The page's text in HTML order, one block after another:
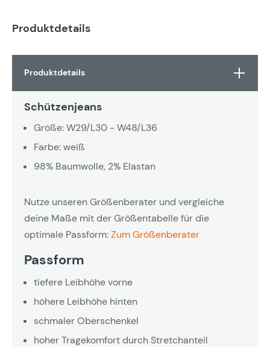
Produktdetails
Produktdetails
Schützenjeans
Größe: W29/L30 - W48/L36
Farbe: weiß
98% Baumwolle, 2% Elastan
Nutze unseren Größenberater und vergleiche
deine Maße mit der Größentabelle für die
optimale Passform:Zum Größenberater
Passform
tiefere Leibhöhe vorne
höhere Leibhöhe hinten
schmaler Oberschenkel
hoher Tragekomfort durch Stretchanteil